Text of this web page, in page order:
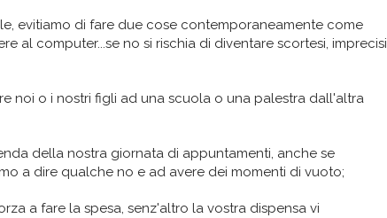
evitiamo di fare due cose contemporaneamente come
al computer...se no si rischia di diventare scortesi, imprecisi
noi o i nostri figli ad una scuola o una palestra dall'altra
della nostra giornata di appuntamenti, anche se
a dire qualche no e ad avere dei momenti di vuoto;
a fare la spesa, senz'altro la vostra dispensa vi